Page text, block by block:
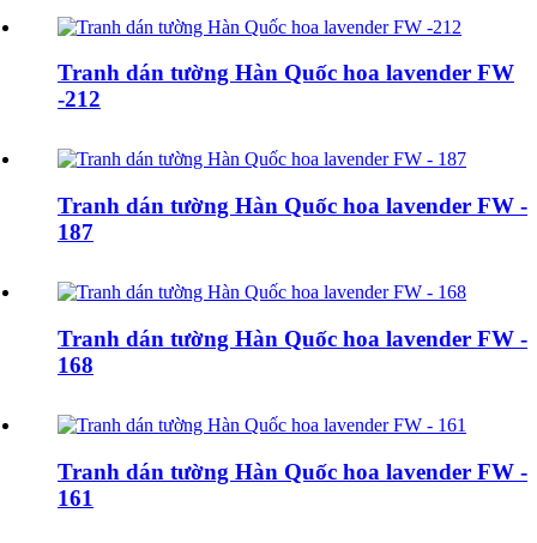
Tranh dán tường Hàn Quốc hoa lavender FW
-212
Tranh dán tường Hàn Quốc hoa lavender FW -
187
Tranh dán tường Hàn Quốc hoa lavender FW -
168
Tranh dán tường Hàn Quốc hoa lavender FW -
161